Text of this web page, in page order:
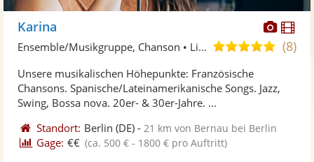
Karina
5,0
Sternen
(8)
Ensemble/Musikgruppe, Chanson • Live-Musiker
Unsere musikalischen Höhepunkte: Französische
Chansons. Spanische/Lateinamerikanische Songs. Jazz,
Swing, Bossa nova. 20er- & 30er-Jahre. ...
Standort: Berlin (DE) - 21 km von Bernau bei Berlin
Gage: €€ (ca. 500 € - 1800 € pro Auftritt)